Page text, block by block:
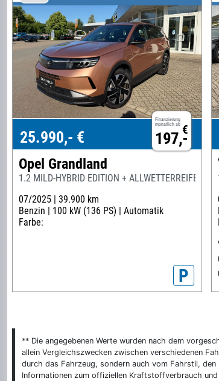
Finanzierung
monatlich ab €
197,-
25.990,- €
Opel Grandland
1.2 MILD-HYBRID EDITION + ALLWETTERREIFEN
07/2025 | 39.900 km
Benzin | 100 kW (136 PS) | Automatik
Farbe:
P
** Die angegebenen Werte wurden nach dem
allein Vergleichszwecken zwischen verschiedenen
durch das Fahrzeug, sondern auch vom Fahrstil,
Informationen zum offiziellen Kraftstoffverbrauch